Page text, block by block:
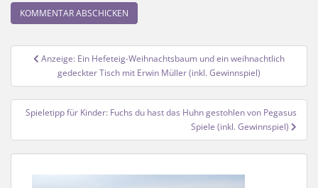
Beitragsnavigation
Anzeige: Ein Hefeteig-Weihnachtsbaum und ein weihnachtlich
gedeckter Tisch mit Erwin Müller (inkl. Gewinnspiel)
Spieletipp für Kinder: Fuchs du hast das Huhn gestohlen von Pegasus
Spiele (inkl. Gewinnspiel)